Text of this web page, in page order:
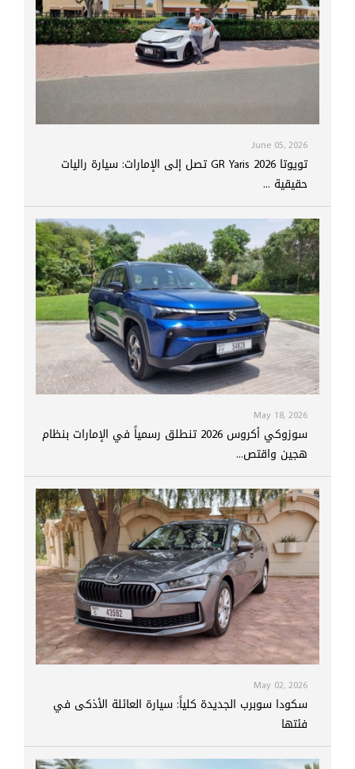
June 05, 2026
تويوتا GR Yaris 2026 تصل إلى الإمارات: سيارة راليات
حقيقية ...
May 18, 2026
سوزوكي أكروس 2026 تنطلق رسمياً في الإمارات بنظام
هجين واقتص...
May 02, 2026
سكودا سوبرب الجديدة كلياً: سيارة العائلة الأذكى في
فئتها